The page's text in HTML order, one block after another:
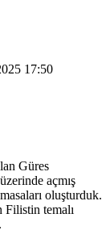
17:50
Güres
açmış
oluşturduk.
temalı